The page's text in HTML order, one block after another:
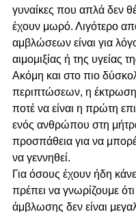
γυναίκες που απλά δεν
έχουν μωρό. Λιγότερο
αμβλώσεων είναι για
αιμομιξίας ή της υγείας
Ακόμη και στο πιο
περιπτώσεων, η έκτρωση
ποτέ να είναι η πρώτη
ενός ανθρώπου στη
προσπάθεια για να
να γεννηθεί.
Για όσους έχουν ήδη
πρέπει να γνωρίζουμε
άμβλωσης δεν είναι